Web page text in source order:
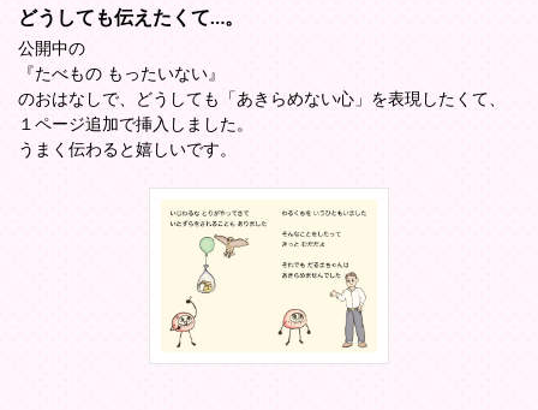
どうしても伝えたくて…。
公開中の
『たべもの もったいない』
のおはなしで、どうしても「あきらめない心」を表現したくて、
１ページ追加で挿入しました。
うまく伝わると嬉しいです。